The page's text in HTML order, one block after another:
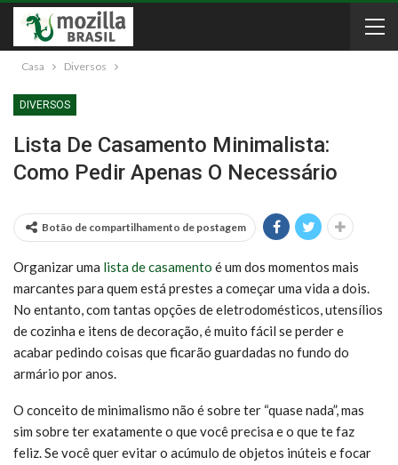
Casa Diversos
DIVERSOS
Lista De Casamento Minimalista:
Como Pedir Apenas O Necessário
Botão de compartilhamento de postagem
Organizar uma lista de casamento é um dos momentos mais
marcantes para quem está prestes a começar uma vida a dois.
No entanto, com tantas opções de eletrodomésticos, utensílios
de cozinha e itens de decoração, é muito fácil se perder e
acabar pedindo coisas que ficarão guardadas no fundo do
armário por anos.
O conceito de minimalismo não é sobre ter “quase nada”, mas
sim sobre ter exatamente o que você precisa e o que te faz
feliz. Se você quer evitar o acúmulo de objetos inúteis e focar